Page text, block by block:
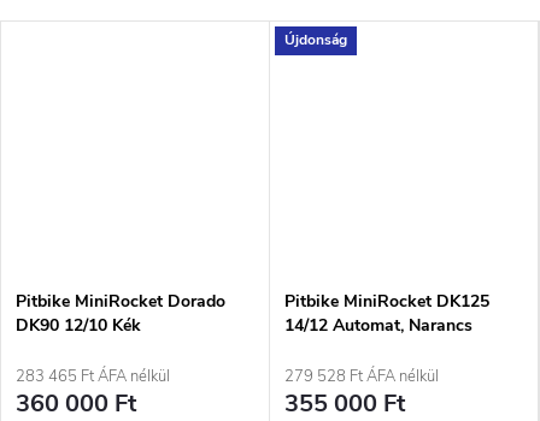
Pitbike MiniRocket Dorado
DK90 12/10 Kék
283 465 Ft ÁFA nélkül
360 000 Ft
Újdonság
Pitbike MiniRocket DK125
14/12 Automat, Narancs
279 528 Ft ÁFA nélkül
355 000 Ft